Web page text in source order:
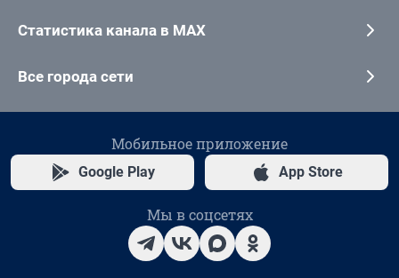
Статистика канала в MAX
Все города сети
Мобильное приложение
Google Play App Store
Мы в соцсетях